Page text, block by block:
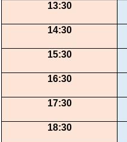
13:30
14:30
15:30
16:30
17:30
18:30